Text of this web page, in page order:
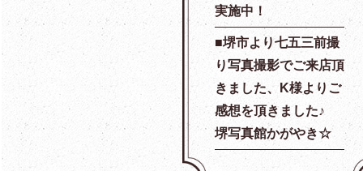
実施中！
堺市より七五三前撮
り写真撮影でご来店頂
きました、K様よりご
感想を頂きました♪
堺写真館かがやき☆